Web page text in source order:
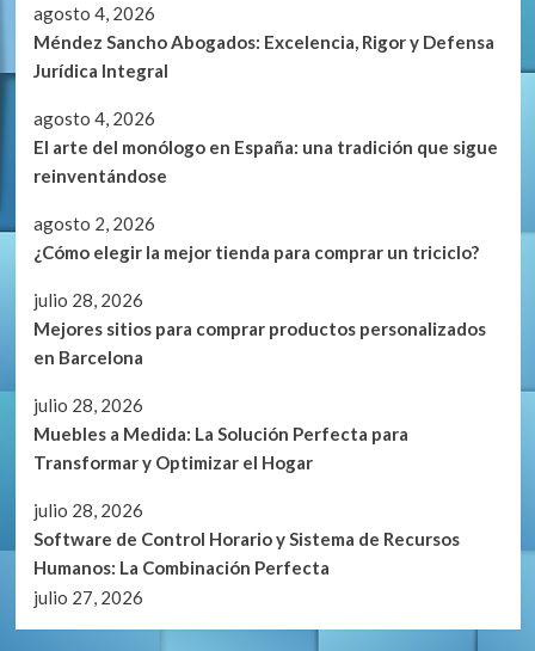
agosto 4, 2026
Méndez Sancho Abogados: Excelencia, Rigor y Defensa
Jurídica Integral
agosto 4, 2026
El arte del monólogo en España: una tradición que sigue
reinventándose
agosto 2, 2026
¿Cómo elegir la mejor tienda para comprar un triciclo?
julio 28, 2026
Mejores sitios para comprar productos personalizados
en Barcelona
julio 28, 2026
Muebles a Medida: La Solución Perfecta para
Transformar y Optimizar el Hogar
julio 28, 2026
Software de Control Horario y Sistema de Recursos
Humanos: La Combinación Perfecta
julio 27, 2026